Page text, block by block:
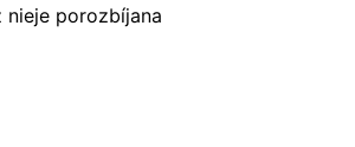
nieje porozbíjana